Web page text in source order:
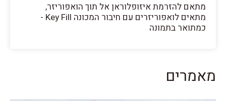
מתאם להזרמת איזופלוראן אל תוך הואפוריזר,
מתאים לואפוריזרים עם חיבור המכונה Key Fill -
כמתואר בתמונה
מאמרים